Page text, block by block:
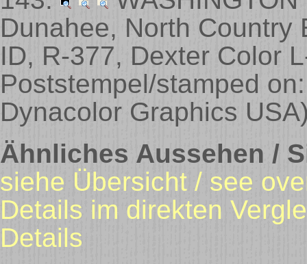
Dunahee, North Country
ID, R-377, Dexter Color
Poststempel/stamped
Dynacolor Graphics
Ähnliches Aussehen /
siehe Übersicht / see
Details im direkten
Details